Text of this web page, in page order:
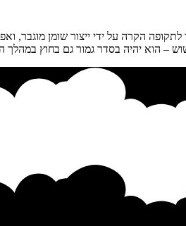
הקרה על ידי ייצור שומן מוגבר,
– הוא יהיה בסדר גמור גם בחוץ במהלך